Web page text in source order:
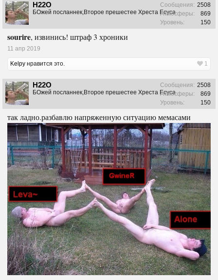
H22O
БОжей посланнек,Второе прешестее Хреста Есуса
Сообщения: 2508
Атмосферы:
869
Уровень:
150
sourire, извинись! штраф 3 хроники
11 апр 2019
Kelpy нравится это. 1
H22O
БОжей посланнек,Второе прешестее Хреста Есуса
Сообщения: 2508
Атмосферы:
869
Уровень:
150
так ладно.разбавлю напряженную ситуацию мемасами